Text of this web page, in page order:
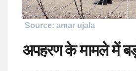
Source: amar ujala
अपहरण के मामले में